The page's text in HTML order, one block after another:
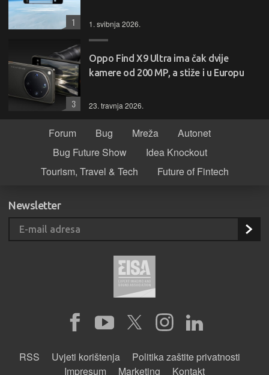
1. svibnja 2026.
1
Oppo Find X9 Ultra ima čak dvije
kamere od 200 MP, a stiže i u Europu
23. travnja 2026.
3
Forum Bug Mreža
Autonet
Bug Future Show
Idea Knockout
Tourism, Travel & Tech
Future of Fintech
Newsletter
RSS Uvjeti korištenja
Politika zaštite privatnosti
Impresum
Marketing Kontakt